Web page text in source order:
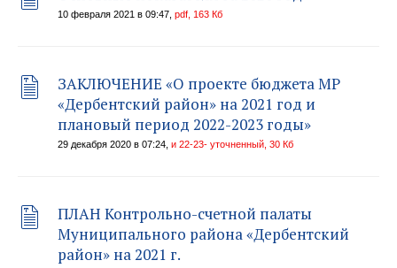
10 февраля 2021 в 09:47, pdf, 163 Кб
ЗАКЛЮЧЕНИЕ «О проекте бюджета МР
«Дербентский район» на 2021 год и
плановый период 2022-2023 годы»
29 декабря 2020 в 07:24, и 22-23- уточненный, 30 Кб
ПЛАН Контрольно-счетной палаты
Муниципального района «Дербентский
район» на 2021 г.